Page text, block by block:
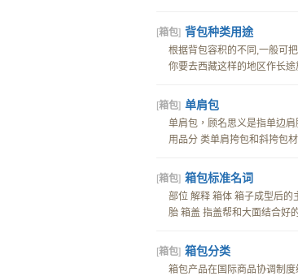
[箱包] 背包种类用途
根据背包容积的不同,一般可
你要去西藏这样的地区作长
[箱包] 单肩包
单肩包，顾名思义是指单边
用品分 类单肩挎包和斜挎包
[箱包] 箱包标准名词
部位 解释 箱体 箱子成型后的
胎 箱盖 指盖帮和大面结合好
[箱包] 箱包分类
箱包产品在国际商品协调制